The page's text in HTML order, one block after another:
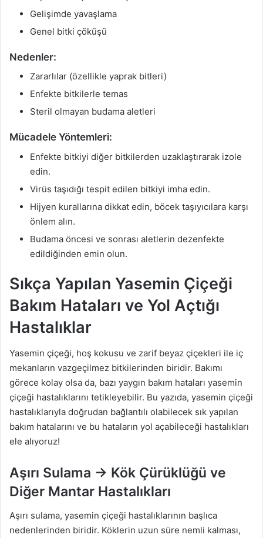
Gelişimde yavaşlama
Genel bitki çöküşü
Nedenler:
Zararlılar (özellikle yaprak bitleri)
Enfekte bitkilerle temas
Steril olmayan budama aletleri
Mücadele Yöntemleri:
Enfekte bitkiyi diğer bitkilerden uzaklaştırarak izole
edin.
Virüs taşıdığı tespit edilen bitkiyi imha edin.
Hijyen kurallarına dikkat edin, böcek taşıyıcılara karşı
önlem alın.
Budama öncesi ve sonrası aletlerin dezenfekte
edildiğinden emin olun.
Sıkça Yapılan Yasemin Çiçeği
Bakım Hataları ve Yol Açtığı
Hastalıklar
Yasemin çiçeği, hoş kokusu ve zarif beyaz çiçekleri ile iç
mekanların vazgeçilmez bitkilerinden biridir. Bakımı
görece kolay olsa da, bazı yaygın bakım hataları yasemin
çiçeği hastalıklarını tetikleyebilir. Bu yazıda, yasemin çiçeği
hastalıklarıyla doğrudan bağlantılı olabilecek sık yapılan
bakım hatalarını ve bu hataların yol açabileceği hastalıkları
ele alıyoruz!
Aşırı Sulama → Kök Çürüklüğü ve
Diğer Mantar Hastalıkları
Aşırı sulama, yasemin çiçeği hastalıklarının başlıca
nedenlerinden biridir. Köklerin uzun süre nemli kalması,